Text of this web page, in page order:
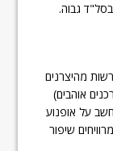
גבוה.
מהיצרנים
אוהבים)
על אופנוע
שיפור